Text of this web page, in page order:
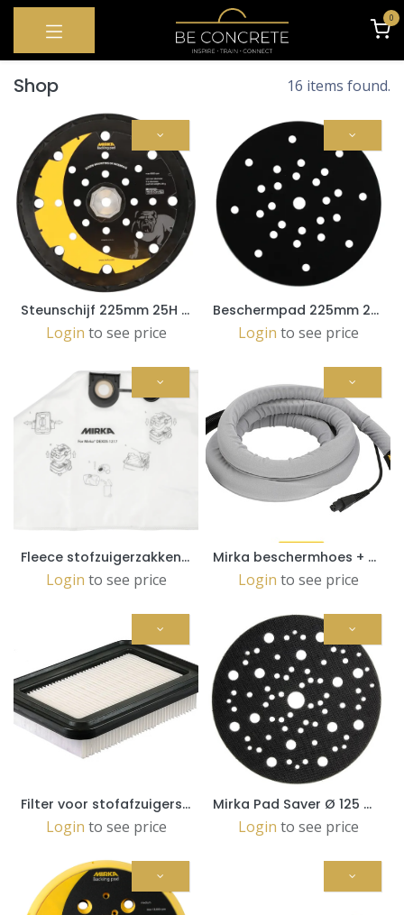
OVERSLAAN NAAR INHOUD 0
Shop 16 items found.
Steunschijf 225mm 25H Grip LEROS (MIW9514312)
Login to see price
Beschermpad 225mm 27H, 1/verpakking (8296712111)
Login to see price
Fleece stofzuigerzakken voor DEXOS 1217, 5/Pak (MIX1215171)
Login to see price
Mirka beschermhoes + Kabel CE 230V + Slang 4m (MIE6515511)
Login to see price
Filter voor stofafzuigers uit de 1230-serie (8999100411)
Login to see price
Mirka Pad Saver Ø 125 mm (5st.) (8295511011)
Login to see price